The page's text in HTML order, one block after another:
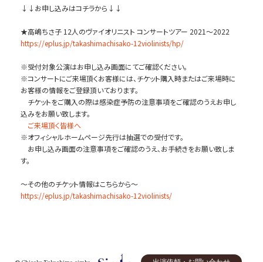
↓↓お申し込みはコチラから↓↓
★高嶋ちさ子 12人のヴァイオリニスト コンサートツアー 2021〜2022
https://eplus.jp/takashimachisako-12violinists/hp/
※受付対象公演はお申し込み画面にてご確認ください。
※コンサートにご来場頂くお客様には、チケット購入時またはご来場時に
お客様の情報をご登録頂いております。
チケットをご購入の際は感染症予防の注意事項をご確認のうえお申し
込みをお願い致します。
ご来場頂く皆様へ
※オフィシャルホームページ先行は抽選での受付です。
お申し込み画面の注意事項をご確認のうえ、お手続きをお願い致しま
す。
〜その他のチケット情報はこちらから〜
https://eplus.jp/takashimachisako-12violinists/